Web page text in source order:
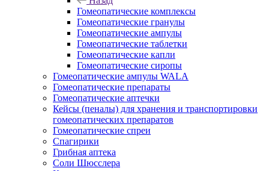
Гомеопатические комплексы
Гомеопатические гранулы
Гомеопатические ампулы
Гомеопатические таблетки
Гомеопатические капли
Гомеопатические сиропы
Гомеопатические ампулы WALA
Гомеопатические препараты
Гомеопатические аптечки
Кейсы (пеналы) для хранения и транспортировки
гомеопатических препаратов
Гомеопатические спреи
Спагирики
Грибная аптека
Соли Шюсслера